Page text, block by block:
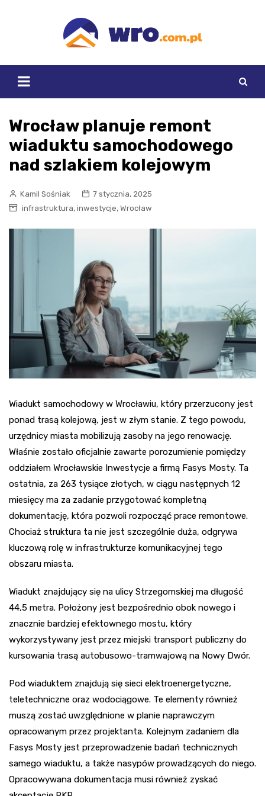
Wrocław planuje remont
wiaduktu samochodowego
nad szlakiem kolejowym
Kamil Sośniak
7 stycznia, 2025
infrastruktura, inwestycje, Wrocław
Wiadukt samochodowy w Wrocławiu, który przerzucony jest
ponad trasą kolejową, jest w złym stanie. Z tego powodu,
urzędnicy miasta mobilizują zasoby na jego renowację.
Właśnie zostało oficjalnie zawarte porozumienie pomiędzy
oddziałem Wrocławskie Inwestycje a firmą Fasys Mosty. Ta
ostatnia, za 263 tysiące złotych, w ciągu następnych 12
miesięcy ma za zadanie przygotować kompletną
dokumentację, która pozwoli rozpocząć prace remontowe.
Chociaż struktura ta nie jest szczególnie duża, odgrywa
kluczową rolę w infrastrukturze komunikacyjnej tego
obszaru miasta.
Wiadukt znajdujący się na ulicy Strzegomskiej ma długość
44,5 metra. Położony jest bezpośrednio obok nowego i
znacznie bardziej efektownego mostu, który
wykorzystywany jest przez miejski transport publiczny do
kursowania trasą autobusowo-tramwajową na Nowy Dwór.
Pod wiaduktem znajdują się sieci elektroenergetyczne,
teletechniczne oraz wodociągowe. Te elementy również
muszą zostać uwzględnione w planie naprawczym
opracowanym przez projektanta. Kolejnym zadaniem dla
Fasys Mosty jest przeprowadzenie badań technicznych
samego wiaduktu, a także nasypów prowadzących do niego.
Opracowywana dokumentacja musi również zyskać